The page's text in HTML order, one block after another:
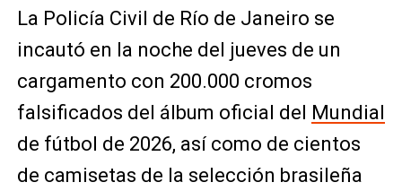
La Policía Civil de Río de Janeiro se
incautó en la noche del jueves de un
cargamento con 200.000 cromos
falsificados del álbum oficial del Mundial
de fútbol de 2026, así como de cientos
de camisetas de la selección brasileña